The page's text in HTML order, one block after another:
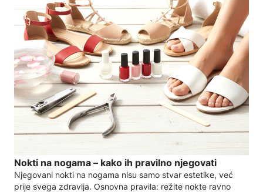
Nokti na nogama – kako ih pravilno njegovati
Njegovani nokti na nogama nisu samo stvar estetike, već
prije svega zdravlja. Osnovna pravila: režite nokte ravno